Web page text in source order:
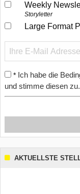
Weekly
Storyletter
Large Format
* Ich habe die
und stimme diesen zu.
AKTUELLSTE